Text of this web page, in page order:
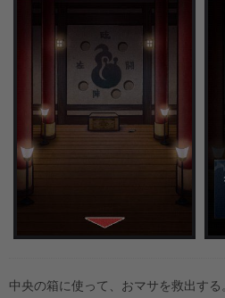
中央の箱に使って、おマサを救出する